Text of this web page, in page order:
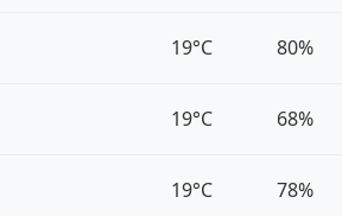
19°C 80%
19°C 68%
19°C 78%